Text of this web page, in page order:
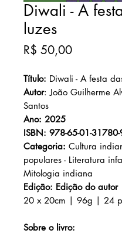
Diwali - A
luzes
R$ 50,00Preço
Título: Diwali - A festa
Autor: João Guilherme
Santos
Ano: 2025
ISBN: 978-65-01-31780-
Categoria: Cultura
populares - Literatura
Mitologia indiana
Edição: Edição do autor
20 x 20cm | 96g | 24
Sobre o livro: